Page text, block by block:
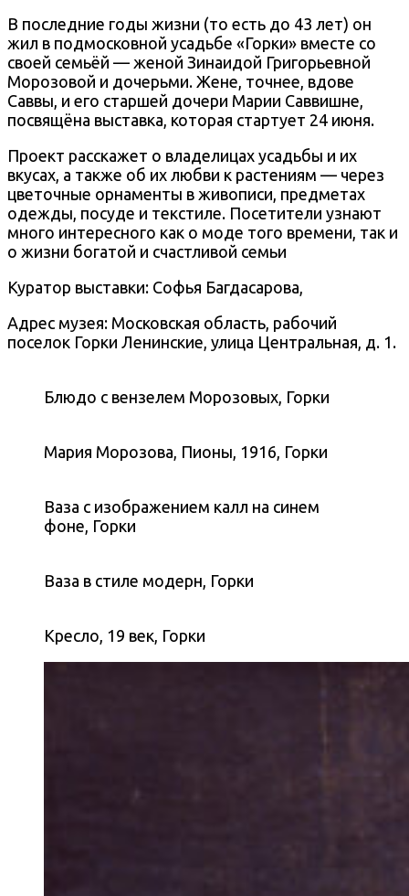
В последние годы жизни (то есть до 43 лет) он
жил в подмосковной усадьбе «Горки» вместе со
своей семьёй — женой Зинаидой Григорьевной
Морозовой и дочерьми. Жене, точнее, вдове
Саввы, и его старшей дочери Марии Саввишне,
посвящёна выставка, которая стартует 24 июня.
Проект расскажет о владелицах усадьбы и их
вкусах, а также об их любви к растениям — через
цветочные орнаменты в живописи, предметах
одежды, посуде и текстиле. Посетители узнают
много интересного как о моде того времени, так и
о жизни богатой и счастливой семьи
Куратор выставки: Софья Багдасарова,
Адрес музея: Московская область, рабочий
поселок Горки Ленинские, улица Центральная, д. 1.
Блюдо с вензелем Морозовых, Горки
Мария Морозова, Пионы, 1916, Горки
Ваза с изображением калл на синем
фоне, Горки
Ваза в стиле модерн, Горки
Кресло, 19 век, Горки